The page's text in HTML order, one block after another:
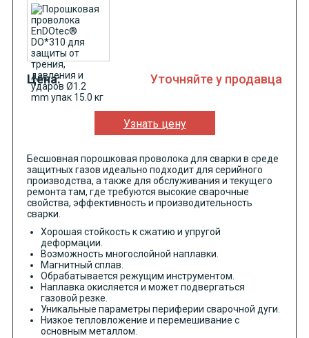
Цена: Уточняйте у продавца
Узнать цену
Бесшовная порошковая проволока для сварки в среде
защитных газов идеально подходит для серийного
производства, а также для обслуживания и текущего
ремонта там, где требуются высокие сварочные
свойства, эффективность и производительность
сварки.
Хорошая стойкость к сжатию и упругой
деформации.
Возможность многослойной наплавки.
Магнитный сплав.
Обрабатывается режущим инструментом.
Наплавка окисляется и может подвергаться
газовой резке.
Уникальные параметры периферии сварочной дуги.
Низкое тепловложение и перемешивание с
основным металлом.